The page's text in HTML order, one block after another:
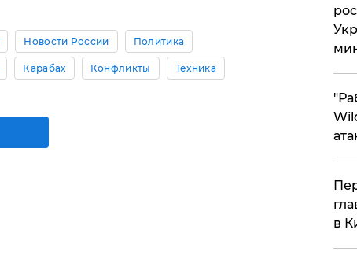
Новости России Политика
Карабах Конфликты Техника
в